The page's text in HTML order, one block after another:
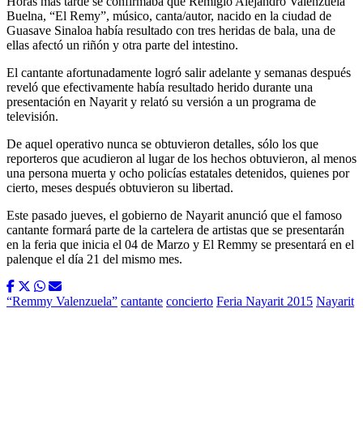
Buelna, “El Remy”, músico, canta/autor, nacido en la ciudad de
Guasave Sinaloa había resultado con tres heridas de bala, una de
ellas afectó un riñón y otra parte del intestino.
El cantante afortunadamente logró salir adelante y semanas después
reveló que efectivamente había resultado herido durante una
presentación en Nayarit y relató su versión a un programa de
televisión.
De aquel operativo nunca se obtuvieron detalles, sólo los que
reporteros que acudieron al lugar de los hechos obtuvieron, al menos
una persona muerta y ocho policías estatales detenidos, quienes por
cierto, meses después obtuvieron su libertad.
Este pasado jueves, el gobierno de Nayarit anunció que el famoso
cantante formará parte de la cartelera de artistas que se presentarán
en la feria que inicia el 04 de Marzo y El Remmy se presentará en el
palenque el día 21 del mismo mes.
“Remmy Valenzuela” cantante concierto Feria Nayarit 2015 Nayarit